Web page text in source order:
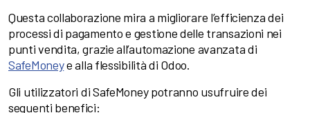
Questa collaborazione mira a migliorare l’efficienza dei
processi di pagamento e gestione delle transazioni nei
punti vendita, grazie all’automazione avanzata di
SafeMoneye alla flessibilità di Odoo.
Gli utilizzatori di SafeMoney potranno usufruire dei
seguenti benefici: